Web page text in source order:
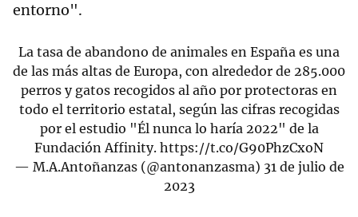
entorno".
La tasa de abandono de animales en España es una
de las más altas de Europa, con alrededor de 285.000
perros y gatos recogidos al año por protectoras en
todo el territorio estatal, según las cifras recogidas
por el estudio "Él nunca lo haría 2022" de la
Fundación Affinity. https://t.co/G90PhzCxoN
— M.A.Antoñanzas (@antonanzasma) 31 de julio de
2023